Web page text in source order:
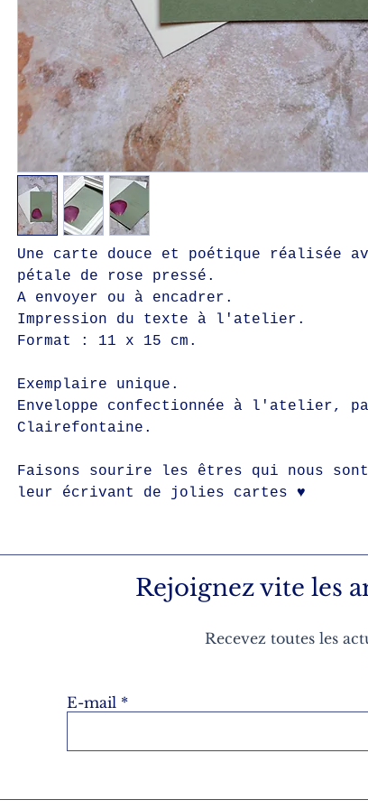
Une carte douce et poétique réalisée
pétale de rose pressé.
A envoyer ou à encadrer.
Impression du texte à l'atelier.
Format : 11 x 15 cm.
Exemplaire unique.
Enveloppe confectionnée à l'atelier,
Clairefontaine.
Faisons sourire les êtres qui nous
leur écrivant de jolies cartes ♥
Rejoignez vite les
Recevez toutes les
E-mail